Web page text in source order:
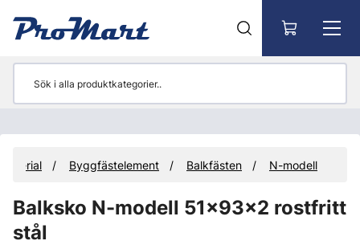
Byggfästelement Balkfästen N-modell
Balksko N-modell 51x93x2 rostfritt
stål